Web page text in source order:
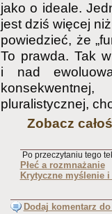
jako o ideale.
jest dziś więcej
powiedzieć, że
To prawda. Tak
i nad
pluralistycznej,
Zobacz
Po przeczytaniu tego
Płeć a rozmnażanie
Krytyczne myślenie
Dodaj komentarz